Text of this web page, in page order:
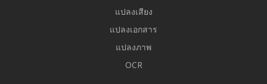
แปลงเสียง
แปลงเอกสาร
แปลงภาพ
OCR